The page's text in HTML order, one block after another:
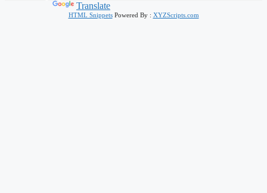
Translate
HTML SnippetsPowered By : XYZScripts.com